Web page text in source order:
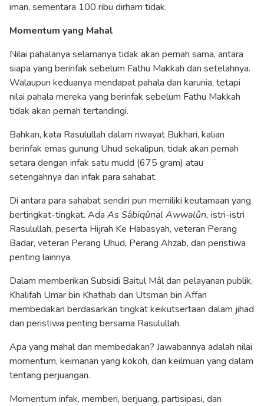
iman, sementara 100 ribu dirham tidak.
Momentum yang Mahal
Nilai pahalanya selamanya tidak akan pernah sama, antara
siapa yang berinfak sebelum Fathu Makkah dan setelahnya.
Walaupun keduanya mendapat pahala dan karunia, tetapi
nilai pahala mereka yang berinfak sebelum Fathu Makkah
tidak akan pernah tertandingi.
Bahkan, kata Rasulullah dalam riwayat Bukhari, kalian
berinfak emas gunung Uhud sekalipun, tidak akan pernah
setara dengan infak satu mudd (675 gram) atau
setengahnya dari infak para sahabat.
Di antara para sahabat sendiri pun memiliki keutamaan yang
bertingkat-tingkat. Ada As Sâbiqûnal Awwalûn, istri-istri
Rasulullah, peserta Hijrah Ke Habasyah, veteran Perang
Badar, veteran Perang Uhud, Perang Ahzab, dan peristiwa
penting lainnya.
Dalam memberikan Subsidi Baitul Mâl dan pelayanan publik,
Khalifah Umar bin Khathab dan Utsman bin Affan
membedakan berdasarkan tingkat keikutsertaan dalam jihad
dan peristiwa penting bersama Rasulullah.
Apa yang mahal dan membedakan? Jawabannya adalah nilai
momentum, keimanan yang kokoh, dan keilmuan yang dalam
tentang perjuangan.
Momentum infak, memberi, berjuang, partisipasi, dan